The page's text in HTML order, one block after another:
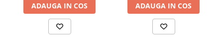
ADAUGA IN COS ADAUGA IN COS